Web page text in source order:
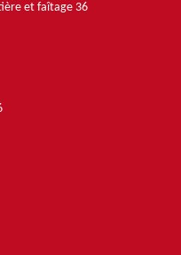
et faîtage 36